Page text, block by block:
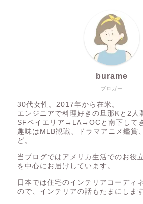
ブロガー
burame
30代女性。2017年から在米。
エンジニアで料理好きの旦那Kと2人
SFベイエリア→LA→OCと南下してき
趣味はMLB観戦、ドラマアニメ鑑賞
ど。
当ブログではアメリカ生活でのお役
を中心にお届けしています。
日本では住宅のインテリアコーディ
ので、インテリアの話もたまにします